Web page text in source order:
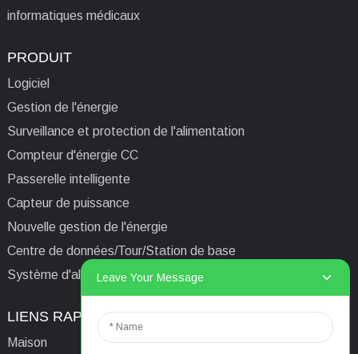
informatiques médicaux
PRODUIT
Logiciel
Gestion de l'énergie
Surveillance et protection de l'alimentation
Compteur d'énergie CC
Passerelle intelligente
Capteur de puissance
Nouvelle gestion de l'énergie
Centre de données/Tour/Station de base
Système d'alimentation isolé informatique médical
LIENS RAPIDES
Maison
CONTACTEZ-NOUS
Leave Your Message